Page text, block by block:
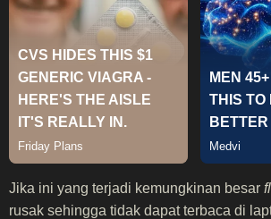
Jika ini yang terjadi kemungkinan besar
rusak sehingga tidak dapat terbaca di